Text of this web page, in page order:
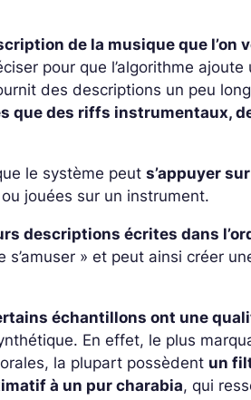
de la musique que l’on
pour que l’algorithme
des descriptions un peu
que des riffs instrumentaux,
le système peuts’appuyer
jouées sur un instrument.
descriptions écrites dans
s’amuser » et peut ainsi créer
échantillons ont une
En effet, le plus
la plupart possèdent un
à un pur charabia, qui